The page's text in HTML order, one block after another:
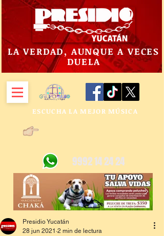
LA VERDAD, AUNQUE A VECES
DUELA
ESCUCHA LA MEJOR MÚSICA
9992 14 24 24
Presidio Yucatán
28 jun 2021 2 min de lectura